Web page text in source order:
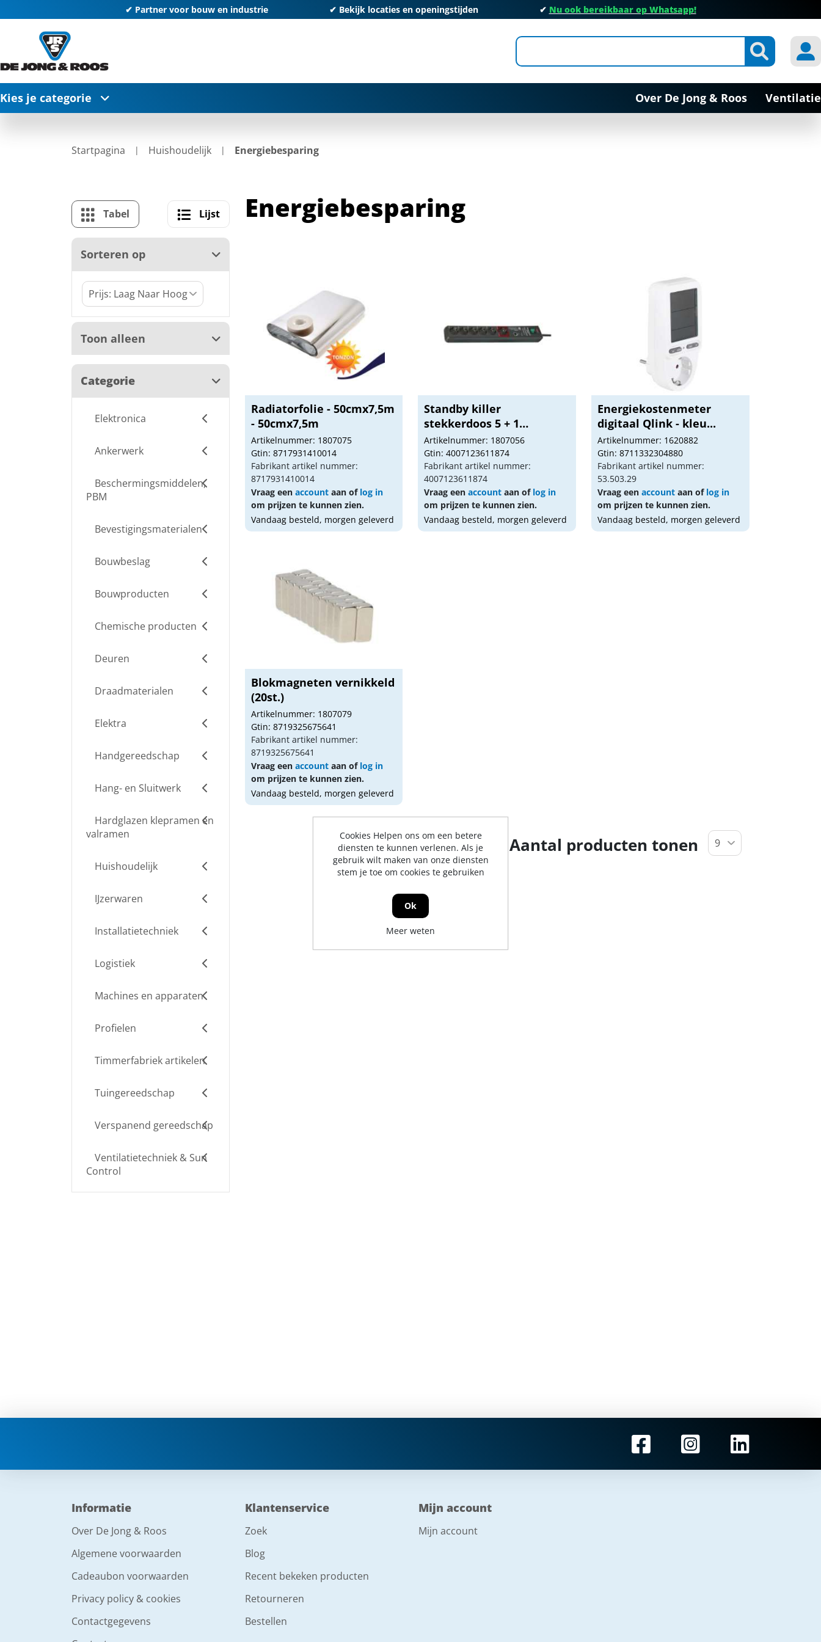
✔ Partner voor bouw en industrie ✔ Bekijk locaties en openingstijden ✔ Nu ook bereikbaar op Whatsapp!
Kies je categorie Over De Jong & Roos Ventilatie
Startpagina Huishoudelijk Energiebesparing
Tabel Lijst
Sorteren op
Toon alleen
Categorie
Elektronica
Ankerwerk
Beschermingsmiddelen,
PBM
Bevestigingsmaterialen
Bouwbeslag
Bouwproducten
Chemische producten
Deuren
Draadmaterialen
Elektra
Handgereedschap
Hang- en Sluitwerk
Hardglazen klepramen en
valramen
Huishoudelijk
IJzerwaren
Installatietechniek
Logistiek
Machines en apparaten
Profielen
Timmerfabriek artikelen
Tuingereedschap
Verspanend gereedschap
Ventilatietechniek & Sun
Control
Energiebesparing
Radiatorfolie - 50cmx7,5m
- 50cmx7,5m
Artikelnummer: 1807075
Gtin: 8717931410014
Fabrikant artikel nummer:
8717931410014
Vraag een accountaan of log in
om prijzen te kunnen zien.
Vandaag besteld, morgen geleverd
Standby killer
stekkerdoos 5 + 1
ingange...
Artikelnummer: 1807056
Gtin: 4007123611874
Fabrikant artikel nummer:
4007123611874
Vraag eenaccount aan of log in
om prijzen te kunnen zien.
Vandaag besteld, morgen geleverd
Energiekostenmeter
digitaal Qlink - kleu...
Artikelnummer: 1620882
Gtin: 8711332304880
Fabrikant artikel nummer:
53.503.29
Vraag eenaccount aan of log in
om prijzen te kunnen zien.
Vandaag besteld, morgen geleverd
Blokmagneten vernikkeld
(20st.)
Artikelnummer: 1807079
Gtin: 8719325675641
Fabrikant artikel nummer:
8719325675641
Vraag een accountaan of log in
om prijzen te kunnen zien.
Vandaag besteld, morgen geleverd
Aantal producten tonen
Informatie
Over De Jong & Roos
Algemene voorwaarden
Cadeaubon voorwaarden
Privacy policy & cookies
Contactgegevens
Klantenservice
Zoek
Blog
Recent bekeken producten
Retourneren
Bestellen
Mijn account
Mijn account
Cookies Helpen ons om een betere
diensten te kunnen verlenen. Als je
gebruik wilt maken van onze diensten
stem je toe om cookies te gebruiken
Ok
Meer weten